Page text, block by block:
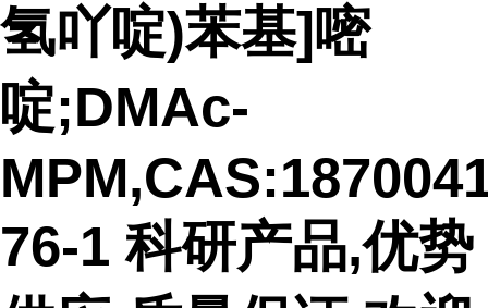
氢吖啶)苯基]嘧
啶;DMAc-
76-1 科研产品,优势